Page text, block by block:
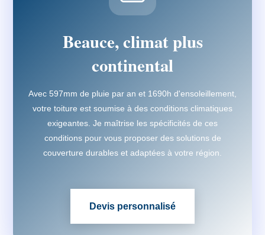
Beauce, climat plus
continental
Avec 597mm de pluie par an et 1690h d'ensoleillement,
votre toiture est soumise à des conditions climatiques
exigeantes. Je maîtrise les spécificités de ces
conditions pour vous proposer des solutions de
couverture durables et adaptées à votre région.
Devis personnalisé